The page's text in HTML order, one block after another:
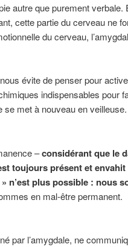
autre que purement verbale.
cette partie du cerveau ne
du cerveau,
évite de penser pour
indispensables pour
se met à nouveau en veilleuse.
–considérant que le
toujours présent et
n’est plus possible : nous
en mal-être permanent.
par l’amygdale, ne